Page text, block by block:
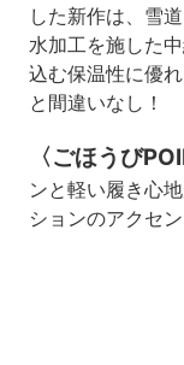
した新作は、雪
水加工を施した
込む保温性に優
と間違いなし！
〈ごほうび
ンと軽い履き心
ションのアクセン